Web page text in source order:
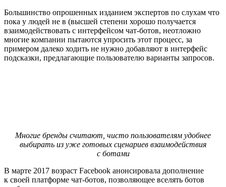
Большинство опрошенных изданием экспертов по слухам что
пока у людей не в (высшей степени хорошо получается
взаимодействовать с интерфейсом чат-ботов, неотложно
многие компании пытаются упросить этот процесс, за
примером далеко ходить не нужно добавляют в интерфейс
подсказки, предлагающие пользователю варианты запросов.
Многие бренды считают, чисто пользователям удобнее
выбирать из уже готовых сценариев взаимодействия
с ботами
В марте 2017 возраст Facebook анонсировала дополнение
к своей платформе чат-ботов, позволяющее вселять ботов